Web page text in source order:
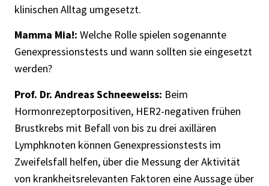
klinischen Alltag umgesetzt.
Mamma Mia!: Welche Rolle spielen sogenannte
Genexpressionstests und wann sollten sie eingesetzt
werden?
Prof. Dr. Andreas Schneeweiss: Beim
Hormonrezeptorpositiven, HER2-negativen frühen
Brustkrebs mit Befall von bis zu drei axillären
Lymphknoten können Genexpressionstests im
Zweifelsfall helfen, über die Messung der Aktivität
von krankheitsrelevanten Faktoren eine Aussage über